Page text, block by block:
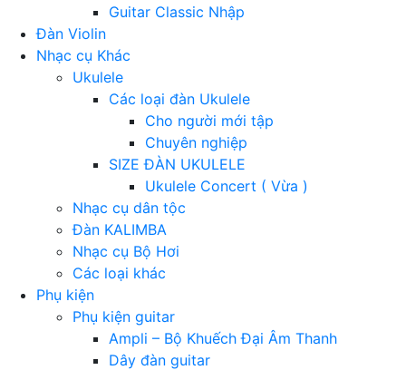
Guitar Classic Nhập
Đàn Violin
Nhạc cụ Khác
Ukulele
Các loại đàn Ukulele
Cho người mới tập
Chuyên nghiệp
SIZE ĐÀN UKULELE
Ukulele Concert ( Vừa )
Nhạc cụ dân tộc
Đàn KALIMBA
Nhạc cụ Bộ Hơi
Các loại khác
Phụ kiện
Phụ kiện guitar
Ampli – Bộ Khuếch Đại Âm Thanh
Dây đàn guitar